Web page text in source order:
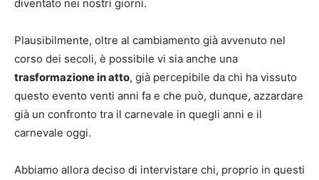
diventato nei nostri giorni.
Plausibilmente, oltre al cambiamento già avvenuto nel
corso dei secoli, è possibile vi sia anche una
trasformazione in atto, già percepibile da chi ha vissuto
questo evento venti anni fa e che può, dunque, azzardare
già un confronto tra il carnevale in quegli anni e il
carnevale oggi.
Abbiamo allora deciso di intervistare chi, proprio in questi